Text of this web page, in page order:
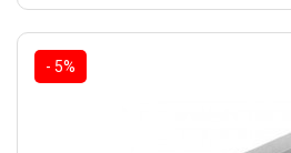
- 5%